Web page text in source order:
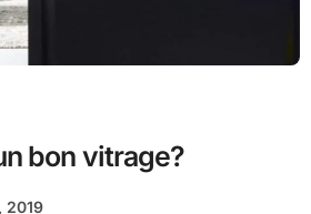
bon vitrage?
2019